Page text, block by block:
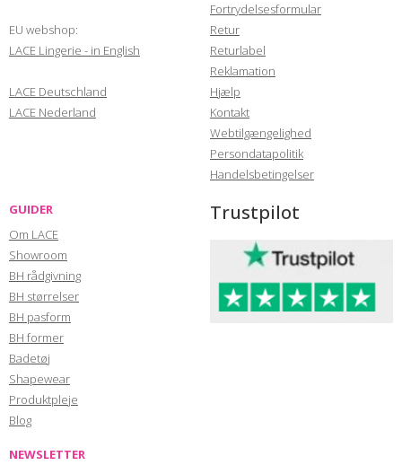
EU webshop:
LACE Lingerie - in English
LACE Deutschland
LACE Nederland
Fortrydelsesformular
Retur
Returlabel
Reklamation
Hjælp
Kontakt
Webtilgængelighed
Persondatapolitik
Handelsbetingelser
GUIDER
Om LACE
Showroom
BH rådgivning
BH størrelser
BH pasform
BH former
Badetøj
Shapewear
Produktpleje
Blog
Trustpilot
NEWSLETTER